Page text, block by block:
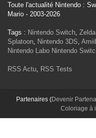
Toute l'actualité Nintendo :
Mario - 2003-2026
Tags : Nintendo Switch, Zelda
Splatoon, Nintendo 3DS,
Nintendo Labo Nintendo
RSS Actu, RSS Tests
Partenaires (Devenir
Coloriage à